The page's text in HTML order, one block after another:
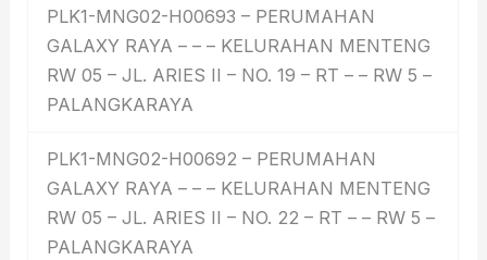
PLK1-MNG02-H00693 – PERUMAHAN
GALAXY RAYA – – – KELURAHAN MENTENG
RW 05 – JL. ARIES II – NO. 19 – RT – – RW 5 –
PALANGKARAYA
PLK1-MNG02-H00692 – PERUMAHAN
GALAXY RAYA – – – KELURAHAN MENTENG
RW 05 – JL. ARIES II – NO. 22 – RT – – RW 5 –
PALANGKARAYA